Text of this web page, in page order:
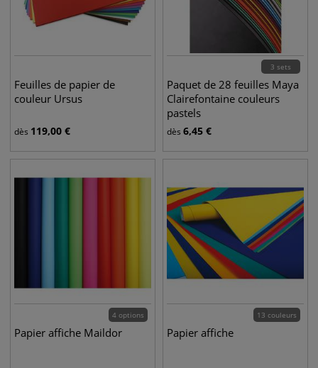
Feuilles de papier de
couleur Ursus
dès 119,00 €
3 sets
Paquet de 28 feuilles Maya
Clairefontaine couleurs
pastels
dès 6,45 €
4 options
Papier affiche Maildor
13 couleurs
Papier affiche